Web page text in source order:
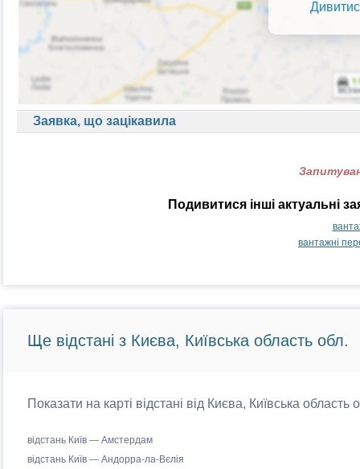
Заявка, що зацікавила
Подивитися інші актуальні
вантажні
Ще відстані з Києва, Київська область обл.
Показати на карті відстані від Києва, Київська
відстань Київ — Амстердам
відстань Київ — Андорра-ла-Вєлія